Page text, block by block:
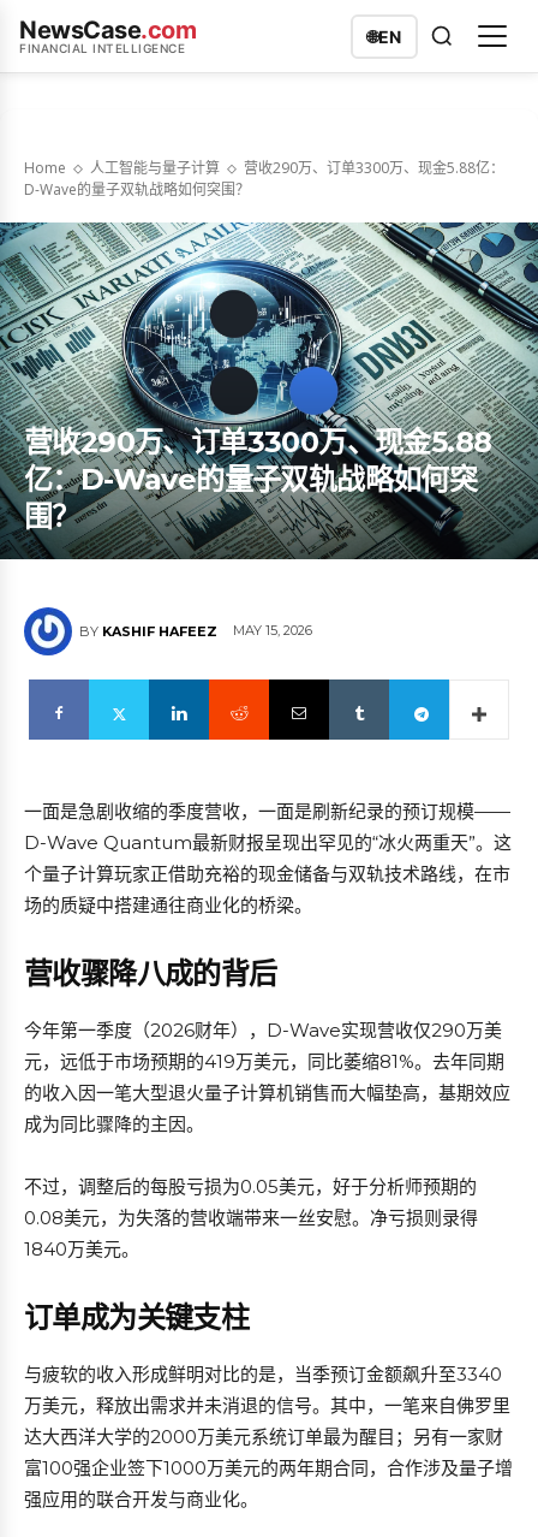
NewsCase.com
FINANCIAL INTELLIGENCE
🌐EN
Home 人工智能与量子计算
营收290万、订单3300万、现金5.88亿：
D-Wave的量子双轨战略如何突围？
营收290万、订单3300万、现金5.88
亿：D-Wave的量子双轨战略如何突
围？
BY KASHIF HAFEEZ MAY 15, 2026
一面是急剧收缩的季度营收，一面是刷新纪录的预订规模——
D-Wave Quantum最新财报呈现出罕见的“冰火两重天”。这
个量子计算玩家正借助充裕的现金储备与双轨技术路线，在市
场的质疑中搭建通往商业化的桥梁。
营收骤降八成的背后
今年第一季度（2026财年），D-Wave实现营收仅290万美
元，远低于市场预期的419万美元，同比萎缩81%。去年同期
的收入因一笔大型退火量子计算机销售而大幅垫高，基期效应
成为同比骤降的主因。
不过，调整后的每股亏损为0.05美元，好于分析师预期的
0.08美元，为失落的营收端带来一丝安慰。净亏损则录得
1840万美元。
订单成为关键支柱
与疲软的收入形成鲜明对比的是，当季预订金额飙升至3340
万美元，释放出需求并未消退的信号。其中，一笔来自佛罗里
达大西洋大学的2000万美元系统订单最为醒目；另有一家财
富100强企业签下1000万美元的两年期合同，合作涉及量子增
强应用的联合开发与商业化。